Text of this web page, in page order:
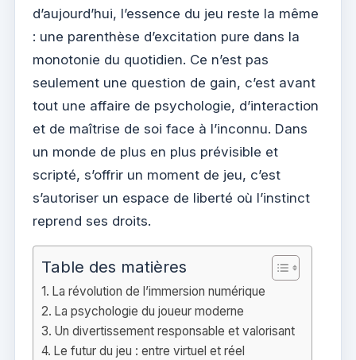
d’aujourd’hui, l’essence du jeu reste la même
: une parenthèse d’excitation pure dans la
monotonie du quotidien. Ce n’est pas
seulement une question de gain, c’est avant
tout une affaire de psychologie, d’interaction
et de maîtrise de soi face à l’inconnu. Dans
un monde de plus en plus prévisible et
scripté, s’offrir un moment de jeu, c’est
s’autoriser un espace de liberté où l’instinct
reprend ses droits.
Table des matières
La révolution de l’immersion numérique
La psychologie du joueur moderne
Un divertissement responsable et valorisant
Le futur du jeu : entre virtuel et réel